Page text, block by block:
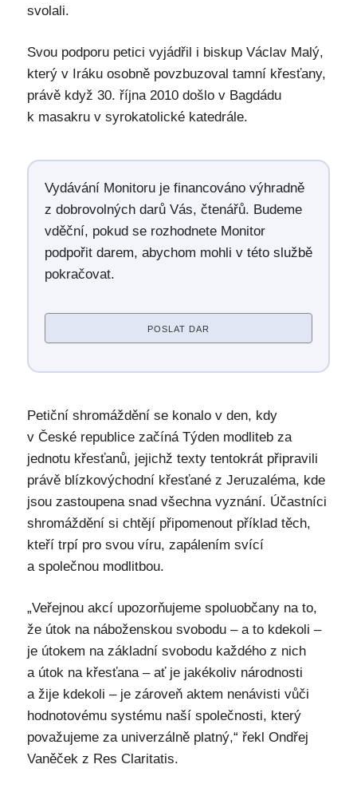
svolali.
Svou podporu petici vyjádřil i biskup Václav Malý,
který v Iráku osobně povzbuzoval tamní křesťany,
právě když 30. října 2010 došlo v Bagdádu
k masakru v syrokatolické katedrále.
Vydávání Monitoru je financováno výhradně
z dobrovolných darů Vás, čtenářů. Budeme
vděční, pokud se rozhodnete Monitor
podpořit darem, abychom mohli v této službě
pokračovat.
POSLAT DAR
Petiční shromáždění se konalo v den, kdy
v České republice začíná Týden modliteb za
jednotu křesťanů, jejichž texty tentokrát připravili
právě blízkovýchodní křesťané z Jeruzaléma, kde
jsou zastoupena snad všechna vyznání. Účastníci
shromáždění si chtějí připomenout příklad těch,
kteří trpí pro svou víru, zapálením svící
a společnou modlitbou.
„Veřejnou akcí upozorňujeme spoluobčany na to,
že útok na náboženskou svobodu – a to kdekoli –
je útokem na základní svobodu každého z nich
a útok na křesťana – ať je jakékoliv národnosti
a žije kdekoli – je zároveň aktem nenávisti vůči
hodnotovému systému naší společnosti, který
považujeme za univerzálně platný,“ řekl Ondřej
Vaněček z Res Claritatis.